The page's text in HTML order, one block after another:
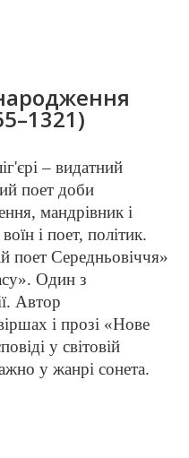
– видатний
поет доби
мандрівник і
і поет, політик.
поет Середньовіччя»
Один з
Автор
і прозі «Нове
у світовій
у жанрі сонета.